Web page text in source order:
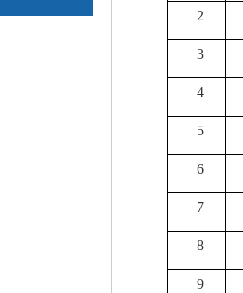
2
3
4
5
6
7
8
9